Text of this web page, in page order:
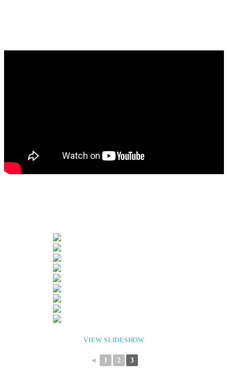
VIEW SLIDESHOW
◄ 1 2 3